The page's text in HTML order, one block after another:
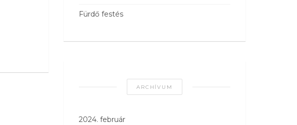
Fürdő festés
ARCHÍVUM
2024. február